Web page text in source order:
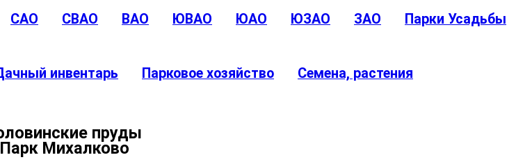
САО СВАО ВАО ЮВАО ЮАО ЮЗАО ЗАО
Парки Усадьбы
инвентарь Парковое хозяйство
Семена, растения
пруды
Парк Михалково